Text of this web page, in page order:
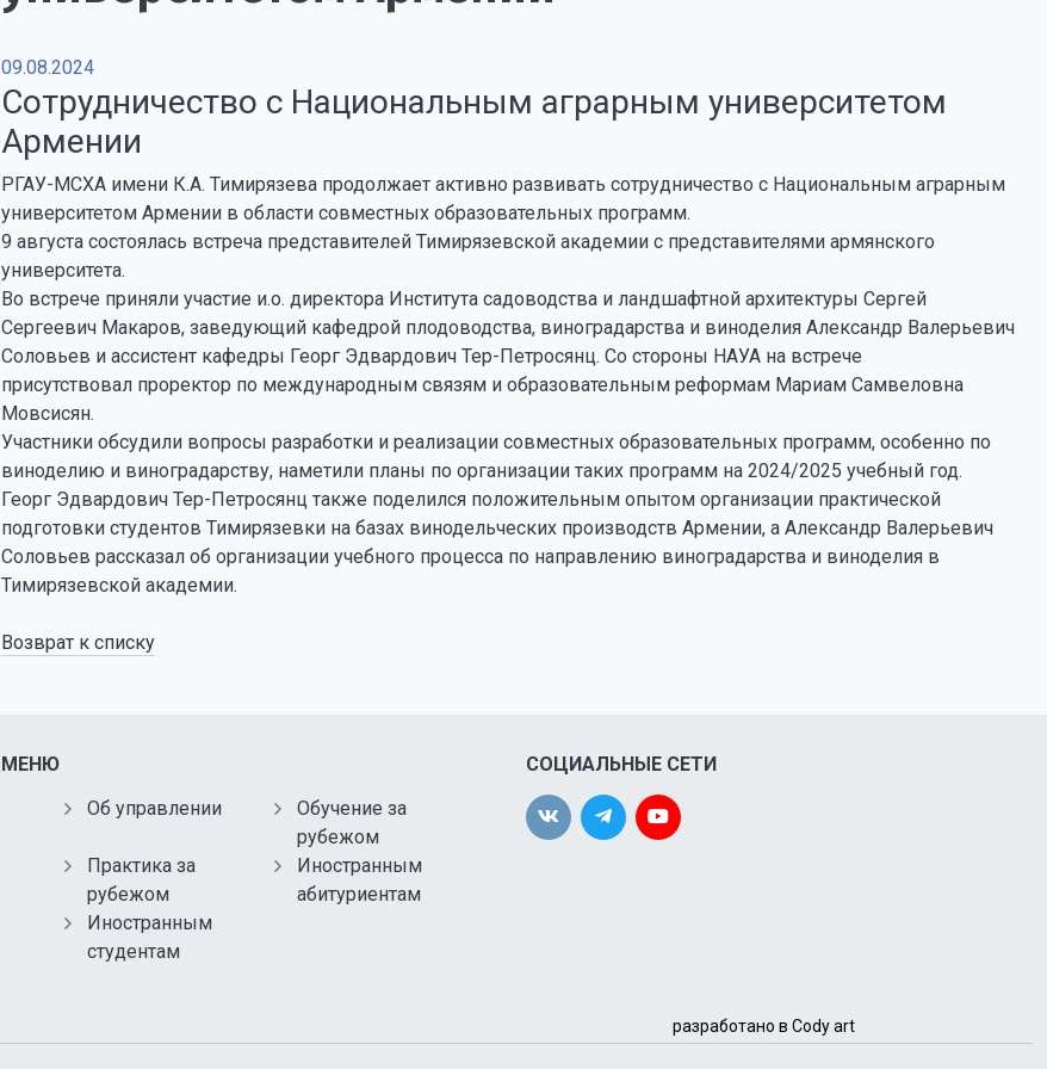
09.08.2024
Сотрудничество с Национальным аграрным университетом
Армении
РГАУ-МСХА имени К.А. Тимирязева продолжает активно развивать сотрудничество с Национальным аграрным
университетом Армении в области совместных образовательных программ.
9 августа состоялась встреча представителей Тимирязевской академии с представителями армянского
университета.
Во встрече приняли участие и.о. директора Института садоводства и ландшафтной архитектуры Сергей
Сергеевич Макаров, заведующий кафедрой плодоводства, виноградарства и виноделия Александр Валерьевич
Соловьев и ассистент кафедры Георг Эдвардович Тер-Петросянц. Со стороны НАУА на встрече
присутствовал проректор по международным связям и образовательным реформам Мариам Самвеловна
Мовсисян.
Участники обсудили вопросы разработки и реализации совместных образовательных программ, особенно по
виноделию и виноградарству, наметили планы по организации таких программ на 2024/2025 учебный год.
Георг Эдвардович Тер-Петросянц также поделился положительным опытом организации практической
подготовки студентов Тимирязевки на базах винодельческих производств Армении, а Александр Валерьевич
Соловьев рассказал об организации учебного процесса по направлению виноградарства и виноделия в
Тимирязевской академии.
Возврат к списку
МЕНЮ
Об управлении
Обучение за
рубежом
Практика за
рубежом
Иностранным
абитуриентам
Иностранным
студентам
СОЦИАЛЬНЫЕ СЕТИ
разработано в Cody art